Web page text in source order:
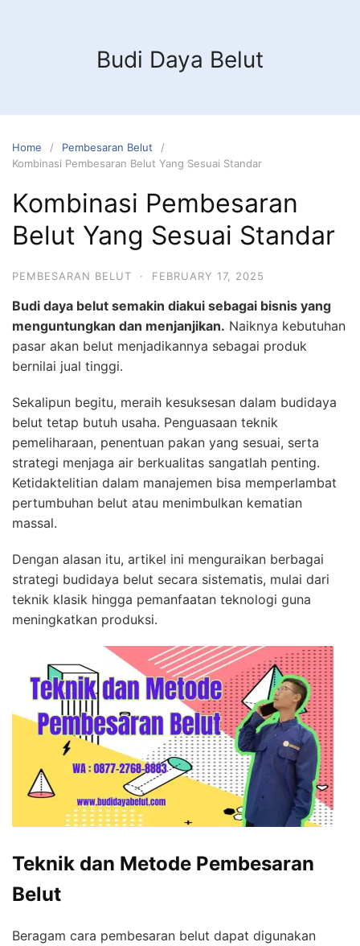
Budi Daya Belut
Home
Pembesaran Belut
Kombinasi Pembesaran Belut Yang Sesuai Standar
Kombinasi Pembesaran
Belut Yang Sesuai Standar
PEMBESARAN BELUT · FEBRUARY 17, 2025
Budi daya belut semakin diakui sebagai bisnis yang
menguntungkan dan menjanjikan. Naiknya kebutuhan
pasar akan belut menjadikannya sebagai produk
bernilai jual tinggi.
Sekalipun begitu, meraih kesuksesan dalam budidaya
belut tetap butuh usaha. Penguasaan teknik
pemeliharaan, penentuan pakan yang sesuai, serta
strategi menjaga air berkualitas sangatlah penting.
Ketidaktelitian dalam manajemen bisa memperlambat
pertumbuhan belut atau menimbulkan kematian
massal.
Dengan alasan itu, artikel ini menguraikan berbagai
strategi budidaya belut secara sistematis, mulai dari
teknik klasik hingga pemanfaatan teknologi guna
meningkatkan produksi.
Teknik dan Metode Pembesaran
Belut
Beragam cara pembesaran belut dapat digunakan